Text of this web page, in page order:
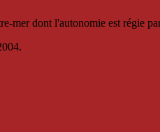
mer dont l'autonomie est régie